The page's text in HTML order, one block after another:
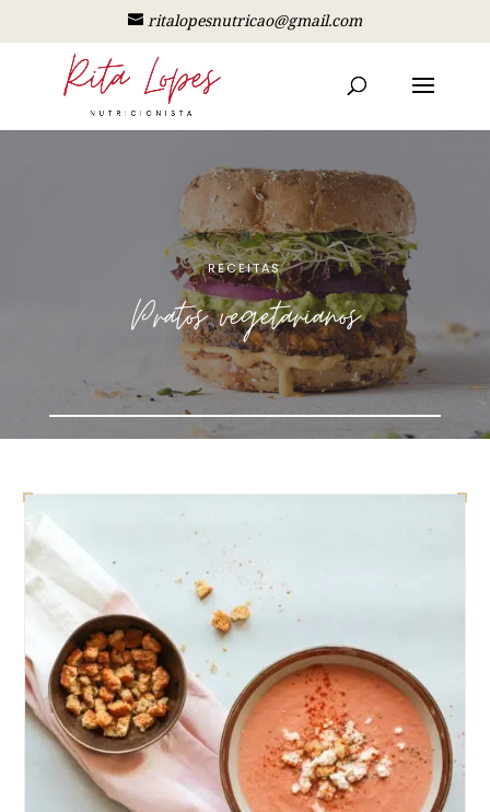
ritalopesnutricao@gmail.com
RECEITAS
Pratos vegetarianos